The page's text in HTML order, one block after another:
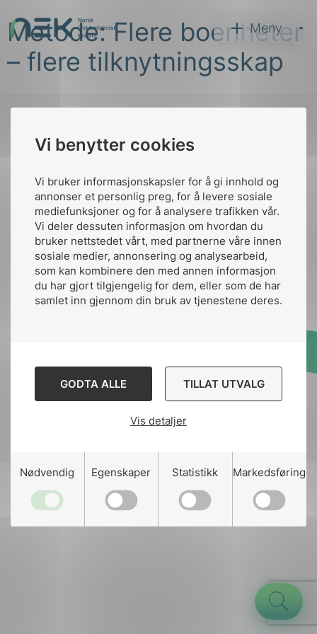
Vi benytter cookies
Vi bruker informasjonskapsler for å gi innhold og
annonser et personlig preg, for å levere sosiale
mediefunksjoner og for å analysere trafikken vår.
Vi deler dessuten informasjon om hvordan du
bruker nettstedet vårt, med partnerne våre innen
sosiale medier, annonsering og analysearbeid,
som kan kombinere den med annen informasjon
du har gjort tilgjengelig for dem, eller som de har
samlet inn gjennom din bruk av tjenestene deres.
GODTA ALLE TILLAT UTVALG
Vis detaljer
Nødvendig Egenskaper Statistikk Markedsføring
til
innhold
NEK Meny
Søk
Metode: Flere boenheter
– flere tilknytningsskap
Kontakt oss
Ansatte
nek@nek.no
Kontakt
Bruk av Cookies
Designed and developed
Stem Agency
toppen